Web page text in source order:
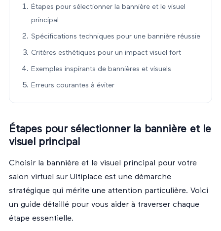
Étapes pour sélectionner la bannière et le visuel
principal
Spécifications techniques pour une bannière réussie
Critères esthétiques pour un impact visuel fort
Exemples inspirants de bannières et visuels
Erreurs courantes à éviter
Étapes pour sélectionner la bannière et le
visuel principal
Choisir la bannière et le visuel principal pour votre
salon virtuel sur Ultiplace est une démarche
stratégique qui mérite une attention particulière. Voici
un guide détaillé pour vous aider à traverser chaque
étape essentielle.